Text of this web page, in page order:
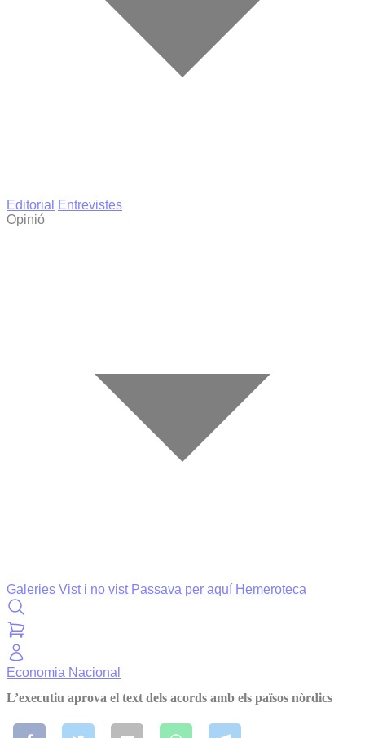
Editorial
Entrevistes
Opinió
Galeries Vist i no vist Passava per aquí Hemeroteca
Economia Nacional
L’executiu aprova el text dels acords amb els països nòrdics